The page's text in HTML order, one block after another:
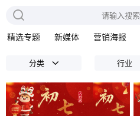
精选专题 新媒体 营销海报
分类 行业